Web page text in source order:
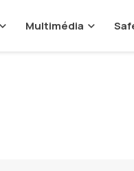
Multimédia